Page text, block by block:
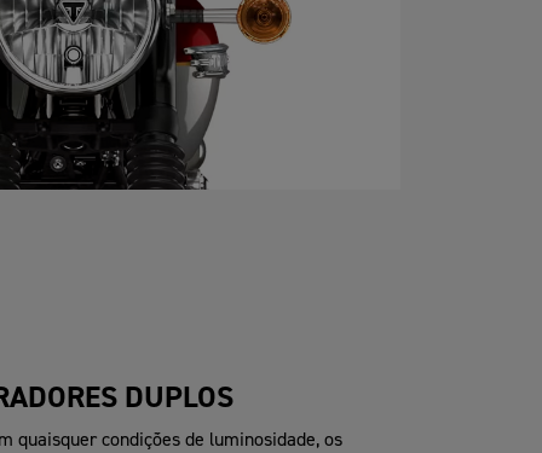
DUPLOS
quaisquer condições de luminosidade, os